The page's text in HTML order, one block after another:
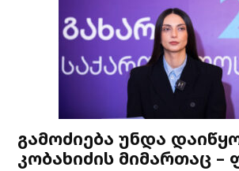
გამოძიება უნდა
კობახიძის მიმართაც